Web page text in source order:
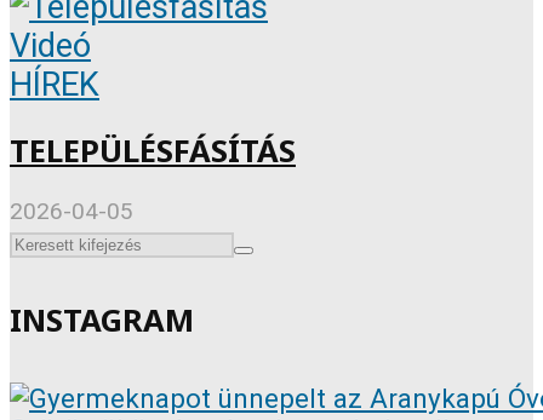
Videó
HÍREK
TELEPÜLÉSFÁSÍTÁS
2026-04-05
INSTAGRAM